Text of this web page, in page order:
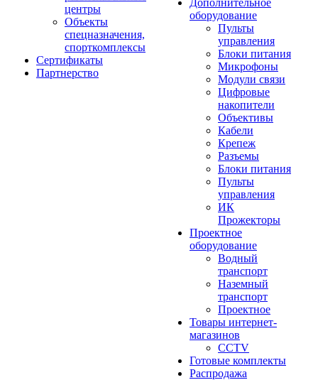
центры
Объекты
спецназначения,
спорткомплексы
Сертификаты
Партнерство
Дополнительное
оборудование
Пульты
управления
Блоки питания
Микрофоны
Модули связи
Цифровые
накопители
Объективы
Кабели
Крепеж
Разъемы
Блоки питания
Пульты
управления
ИК
Прожекторы
Проектное
оборудование
Водный
транспорт
Наземный
транспорт
Проектное
Товары интернет-
магазинов
CCTV
Готовые комплекты
Распродажа